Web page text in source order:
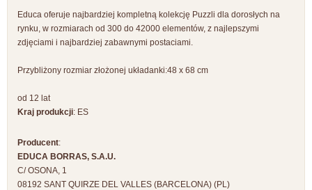
Educa oferuje najbardziej kompletną kolekcję Puzzli dla dorosłych na
rynku, w rozmiarach od 300 do 42000 elementów, z najlepszymi
zdjęciami i najbardziej zabawnymi postaciami.
Przybliżony rozmiar złożonej układanki:48 x 68 cm
od 12 lat
Kraj produkcji: ES
Producent:
EDUCA BORRAS, S.A.U.
C/ OSONA, 1
08192 SANT QUIRZE DEL VALLES (BARCELONA) (PL)